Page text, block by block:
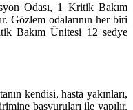
Odası, 1 Kritik Bakım
Gözlem odalarının her biri
Bakım Ünitesi 12 sedye
kendisi, hasta yakınları,
başvuruları ile yapılır.